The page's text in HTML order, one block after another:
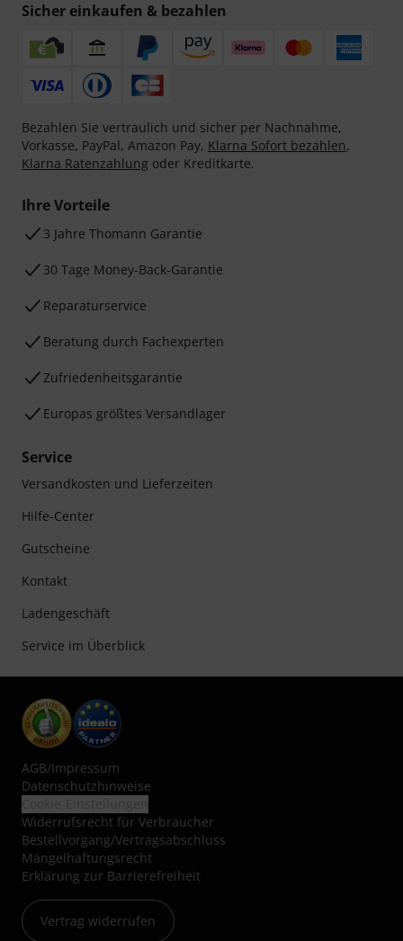
Sicher einkaufen & bezahlen
Bezahlen Sie vertraulich und sicher per Nachnahme,
Vorkasse, PayPal, Amazon Pay, Klarna Sofort bezahlen,
Klarna Ratenzahlung oder Kreditkarte.
Ihre Vorteile
3 Jahre Thomann Garantie
30 Tage Money-Back-Garantie
Reparaturservice
Beratung durch Fachexperten
Zufriedenheitsgarantie
Europas größtes Versandlager
Service
Versandkosten und Lieferzeiten
Hilfe-Center
Gutscheine
Kontakt
Ladengeschäft
Service im Überblick
AGB/Impressum
Datenschutzhinweise
Widerrufsrecht für Verbraucher
Bestellvorgang/Vertragsabschluss
Mängelhaftungsrecht
Erklärung zur Barrierefreiheit
Vertrag widerrufen